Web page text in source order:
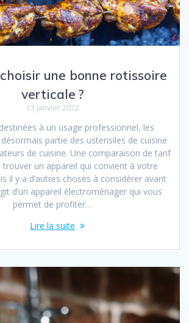
une bonne rotissoire
verticale ?
13 janvier 2022
à un usage professionnel, les
partie des ustensiles de cuisine
de cuisine. Une comparaison de tarif
trouver un appareil qui convient à votre
il y a d’autres choses à considérer avant
d’un appareil électroménager qui vous
permet de profiter…
Lire la suite